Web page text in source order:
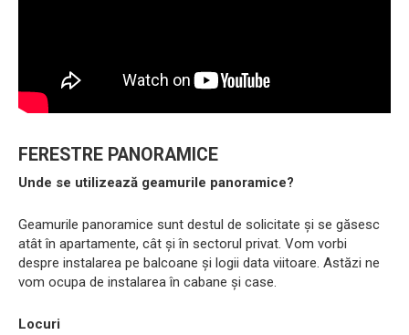
FERESTRE PANORAMICE
Unde se utilizează geamurile panoramice?
Geamurile panoramice sunt destul de solicitate și se găsesc
atât în ​​apartamente, cât și în sectorul privat. Vom vorbi
despre instalarea pe balcoane și logii data viitoare. Astăzi ne
vom ocupa de instalarea în cabane și case.
Locuri